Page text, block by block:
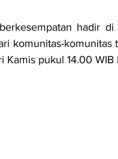
hadir di
komunitas-komunitas
Kamis pukul 14.00 WIB